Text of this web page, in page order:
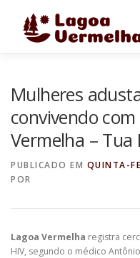
FALE CONOSCO
Mulheres
convivendo
Vermelha – Tua
PUBLICADO EM QUINTA-
POR
Lagoa Vermelha registra
HIV, segundo o médico